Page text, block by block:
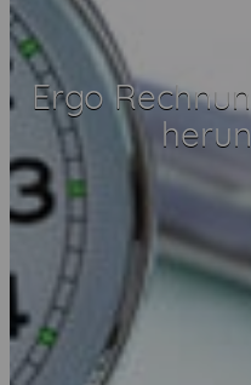
Ergo